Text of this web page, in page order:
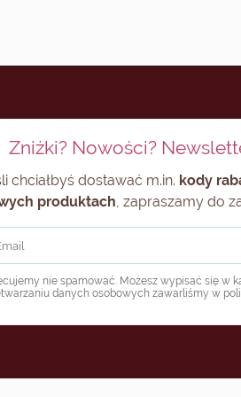
Zniżki? Nowości?
chciałbyś dostawać m.in. kody
produktach, zapraszamy do
nie spamować. Możesz wypisać się w
danych osobowych zawarliśmy w